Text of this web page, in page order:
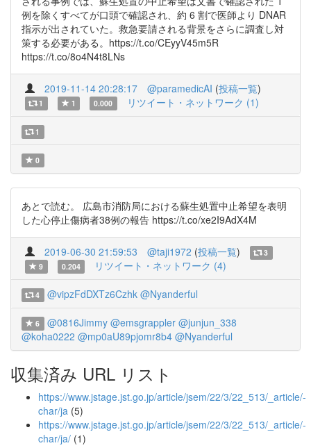
例を除くすべてが口頭で確認され、約 6 割で医師より DNAR
指示が出されていた。救急要請される背景をさらに調査し対
策する必要がある。https://t.co/CEyyV45m5R
https://t.co/8o4N4t8LNs
2019-11-14 20:28:17 @paramedicAI (投稿一覧)
1 1 0.000 リツイート・ネットワーク (1)
1
0
あとで読む。 広島市消防局における蘇生処置中止希望を表明
した心停止傷病者38例の報告 https://t.co/xe2I9AdX4M
2019-06-30 21:59:53 @taji1972 (投稿一覧)
3
9
0.204 リツイート・ネットワーク (4)
4 @vipzFdDXTz6Czhk @Nyanderful
6 @0816Jimmy @emsgrappler @junjun_338
@koha0222 @mp0aU89pjomr8b4 @Nyanderful
収集済み URL リスト
https://www.jstage.jst.go.jp/article/jsem/22/3/22_513/_article/-
char/ja (5)
https://www.jstage.jst.go.jp/article/jsem/22/3/22_513/_article/-
char/ja/ (1)